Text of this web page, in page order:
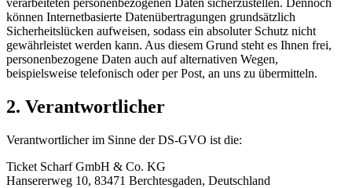
können Internetbasierte Datenübertragungen grundsätzlich
Sicherheitslücken aufweisen, sodass ein absoluter Schutz nicht
gewährleistet werden kann. Aus diesem Grund steht es Ihnen frei,
personenbezogene Daten auch auf alternativen Wegen,
beispielsweise telefonisch oder per Post, an uns zu übermitteln.
2. Verantwortlicher
Verantwortlicher im Sinne der DS-GVO ist die:
Ticket Scharf GmbH & Co. KG
Hansererweg 10, 83471 Berchtesgaden, Deutschland